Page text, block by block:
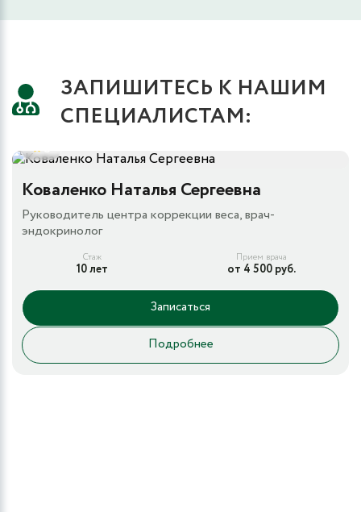
ЗАПИШИТЕСЬ К НАШИМ
СПЕЦИАЛИСТАМ:
5
Коваленко Наталья Сергеевна
Руководитель центра коррекции веса, врач-
эндокринолог
Стаж
10 лет
Прием врача
от 4 500 руб.
Записаться
Подробнее